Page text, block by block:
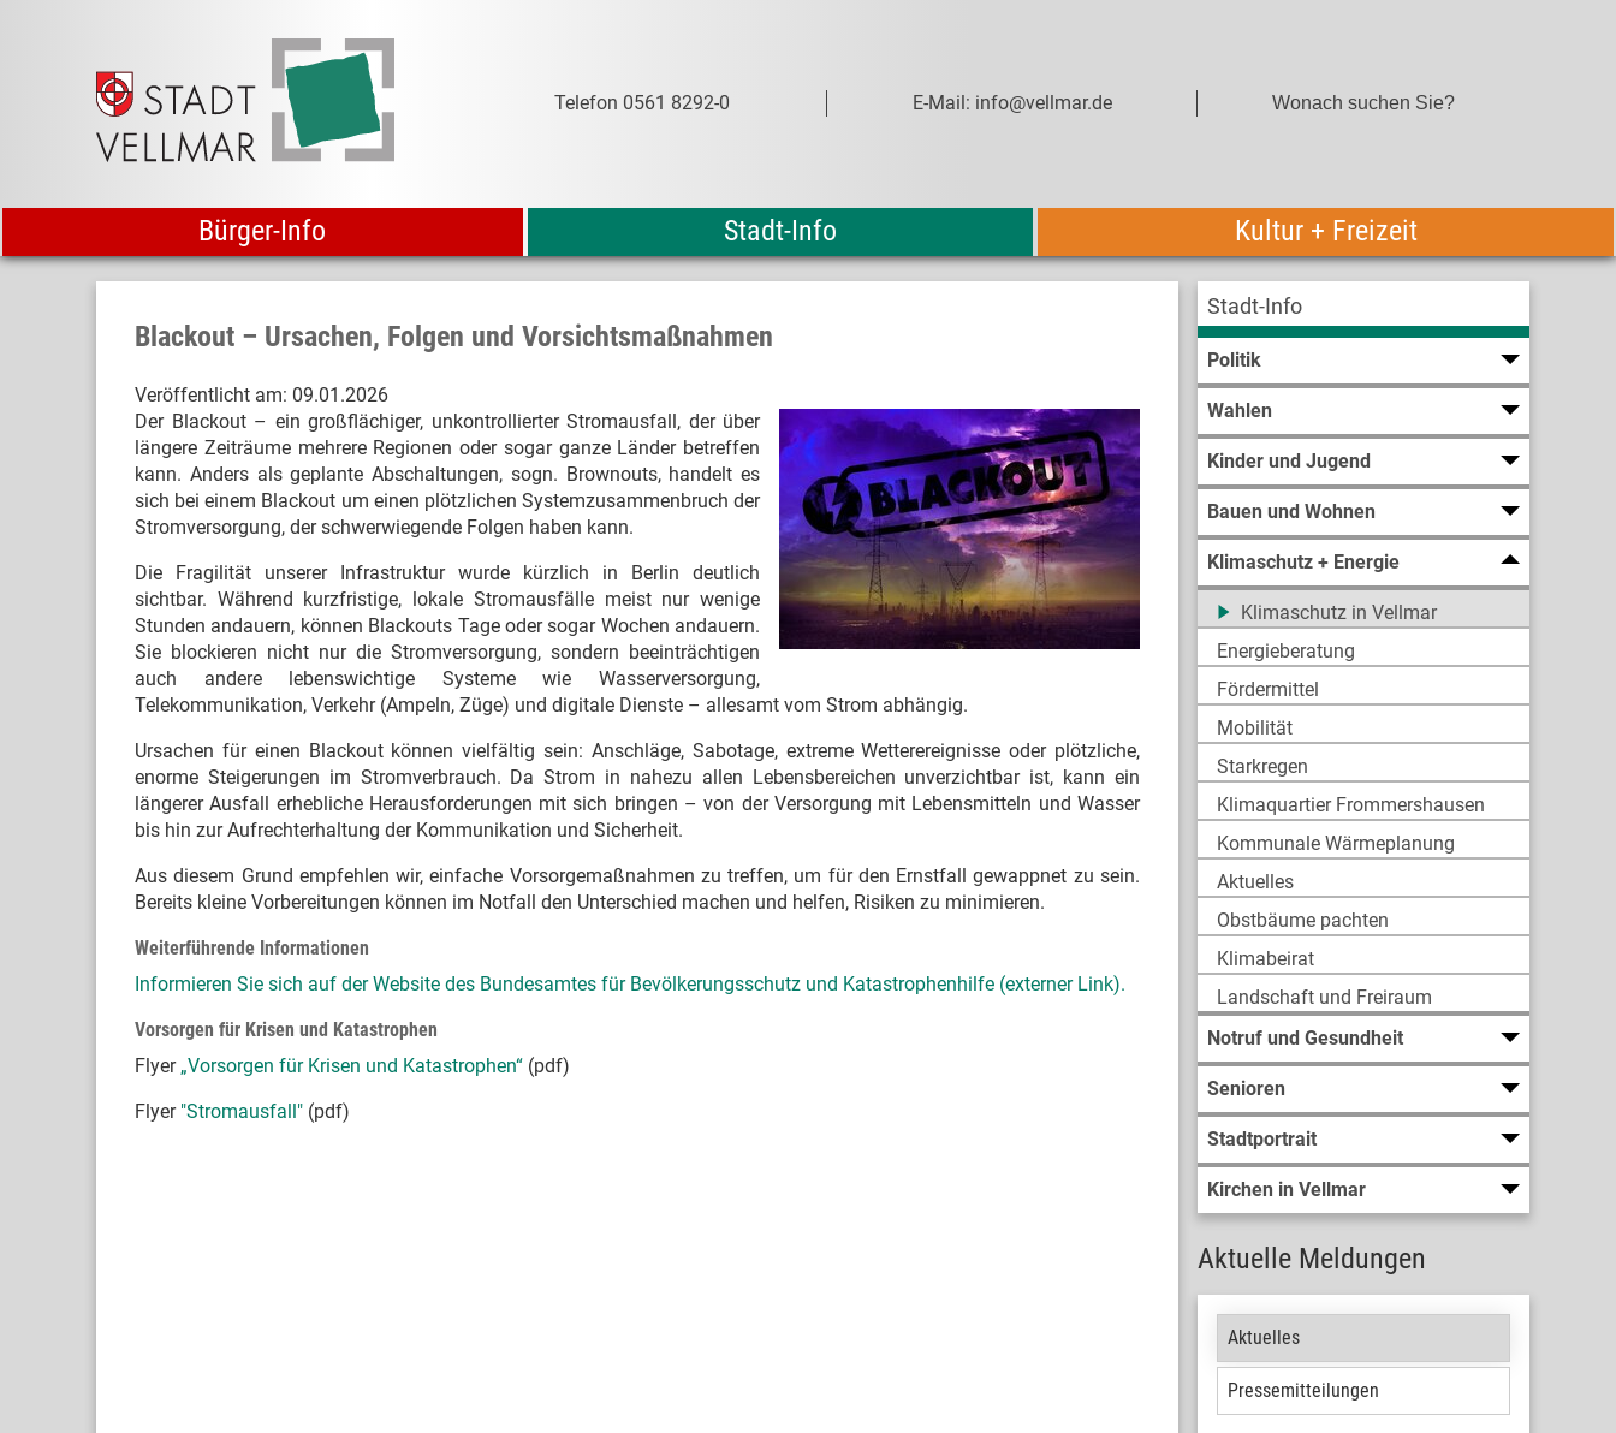
Telefon 0561 8292-0 E-Mail: info@vellmar.de
Bürger-Info Stadt-Info Kultur + Freizeit
Stadt-Info
Politik
Wahlen
Kinder und Jugend
Bauen und Wohnen
Klimaschutz + Energie
Klimaschutz in Vellmar
Energieberatung
Fördermittel
Mobilität
Starkregen
Klimaquartier Frommershausen
Kommunale Wärmeplanung
Aktuelles
Obstbäume pachten
Klimabeirat
Landschaft und Freiraum
Notruf und Gesundheit
Senioren
Stadtportrait
Kirchen in Vellmar
Aktuelle Meldungen
Aktuelles
Pressemitteilungen
Blackout – Ursachen, Folgen und Vorsichtsmaßnahmen
Veröffentlicht am: 09.01.2026
Der Blackout – ein großflächiger, unkontrollierter Stromausfall, der über
längere Zeiträume mehrere Regionen oder sogar ganze Länder betreffen
kann. Anders als geplante Abschaltungen, sogn. Brownouts, handelt es
sich bei einem Blackout um einen plötzlichen Systemzusammenbruch der
Stromversorgung, der schwerwiegende Folgen haben kann.
Die Fragilität unserer Infrastruktur wurde kürzlich in Berlin deutlich
sichtbar. Während kurzfristige, lokale Stromausfälle meist nur wenige
Stunden andauern, können Blackouts Tage oder sogar Wochen andauern.
Sie blockieren nicht nur die Stromversorgung, sondern beeinträchtigen
auch andere lebenswichtige Systeme wie Wasserversorgung,
Telekommunikation, Verkehr (Ampeln, Züge) und digitale Dienste – allesamt vom Strom abhängig.
Ursachen für einen Blackout können vielfältig sein: Anschläge, Sabotage, extreme Wetterereignisse oder plötzliche,
enorme Steigerungen im Stromverbrauch. Da Strom in nahezu allen Lebensbereichen unverzichtbar ist, kann ein
längerer Ausfall erhebliche Herausforderungen mit sich bringen – von der Versorgung mit Lebensmitteln und Wasser
bis hin zur Aufrechterhaltung der Kommunikation und Sicherheit.
Aus diesem Grund empfehlen wir, einfache Vorsorgemaßnahmen zu treffen, um für den Ernstfall gewappnet zu sein.
Bereits kleine Vorbereitungen können im Notfall den Unterschied machen und helfen, Risiken zu minimieren.
Weiterführende Informationen
Informieren Sie sich auf der Website des Bundesamtes für Bevölkerungsschutz und Katastrophenhilfe (externer Link).
Vorsorgen für Krisen und Katastrophen
Flyer „Vorsorgen für Krisen und Katastrophen“ (pdf)
Flyer "Stromausfall" (pdf)